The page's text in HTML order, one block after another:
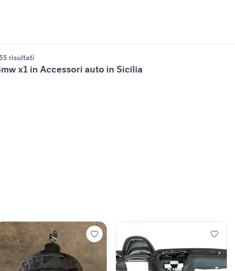
risultati
x1 in Accessori auto in Sicilia